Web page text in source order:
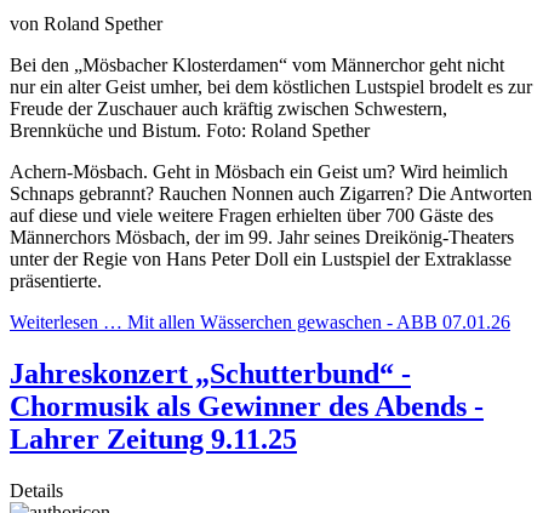
von Roland Spether
Bei den „Mösbacher Klosterdamen“ vom Männerchor geht nicht
nur ein alter Geist umher, bei dem köstlichen Lustspiel brodelt es zur
Freude der Zuschauer auch kräftig zwischen Schwestern,
Brennküche und Bistum. Foto: Roland Spether
Achern-Mösbach. Geht in Mösbach ein Geist um? Wird heimlich
Schnaps gebrannt? Rauchen Nonnen auch Zigarren? Die Antworten
auf diese und viele weitere Fragen erhielten über 700 Gäste des
Männerchors Mösbach, der im 99. Jahr seines Dreikönig-Theaters
unter der Regie von Hans Peter Doll ein Lustspiel der Extraklasse
präsentierte.
Weiterlesen … Mit allen Wässerchen gewaschen - ABB 07.01.26
Jahreskonzert „Schutterbund“ -
Chormusik als Gewinner des Abends -
Lahrer Zeitung 9.11.25
Details